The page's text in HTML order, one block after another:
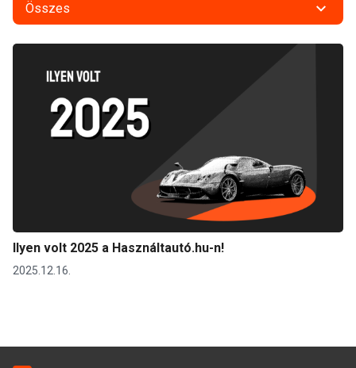
Összes
Ilyen volt 2025 a Használtautó.hu-n!
2025.12.16.